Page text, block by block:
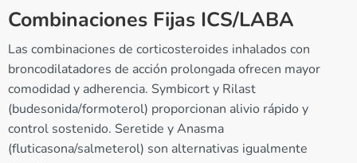
Combinaciones Fijas ICS/LABA
Las combinaciones de corticosteroides inhalados con
broncodilatadores de acción prolongada ofrecen mayor
comodidad y adherencia. Symbicort y Rilast
(budesonida/formoterol) proporcionan alivio rápido y
control sostenido. Seretide y Anasma
(fluticasona/salmeterol) son alternativas igualmente